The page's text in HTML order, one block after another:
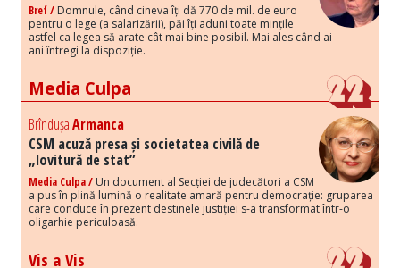
Bref / Domnule, când cineva îți dă 770 de mil. de euro
pentru o lege (a salarizării), păi îți aduni toate mințile
astfel ca legea să arate cât mai bine posibil. Mai ales când ai
ani întregi la dispoziție.
Media Culpa
BrîndușaArmanca
CSM acuză presa și societatea civilă de
„lovitură de stat”
Media Culpa / Un document al Secției de judecători a CSM
a pus în plină lumină o realitate amară pentru democrație: gruparea
care conduce în prezent destinele justiției s-a transformat într-o
oligarhie periculoasă.
Vis a Vis